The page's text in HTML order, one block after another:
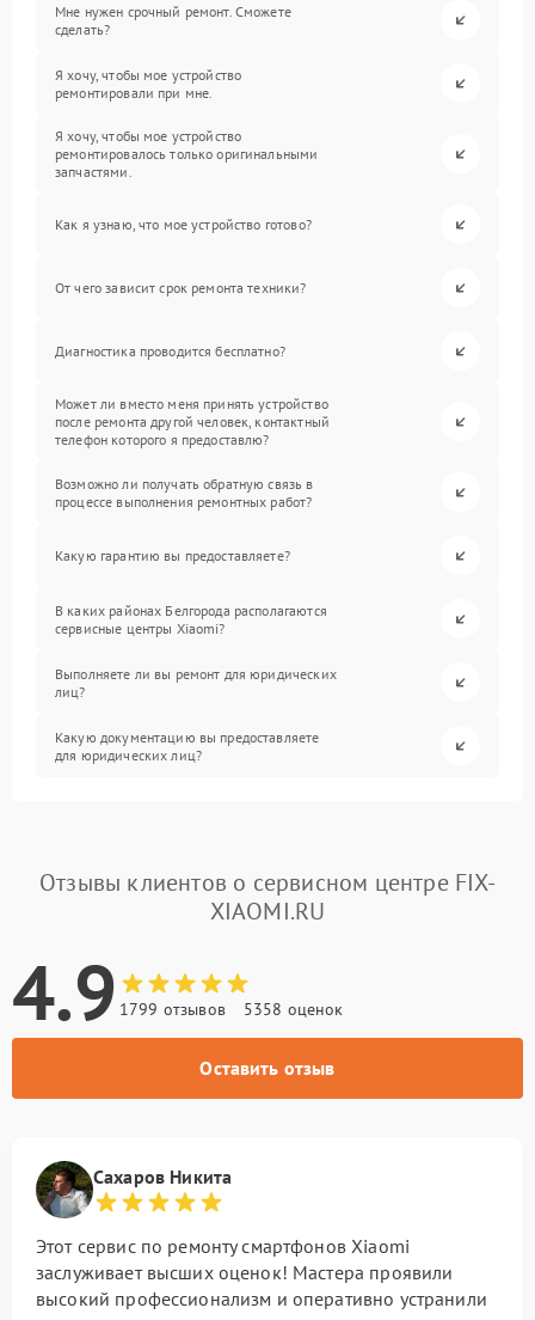
Мне нужен срочный ремонт. Сможете
сделать?
Я хочу, чтобы мое устройство
ремонтировали при мне.
Я хочу, чтобы мое устройство
ремонтировалось только оригинальными
запчастями.
Как я узнаю, что мое устройство готово?
От чего зависит срок ремонта техники?
Диагностика проводится бесплатно?
Может ли вместо меня принять устройство
после ремонта другой человек, контактный
телефон которого я предоставлю?
Возможно ли получать обратную связь в
процессе выполнения ремонтных работ?
Какую гарантию вы предоставляете?
В каких районах Белгорода располагаются
сервисные центры Xiaomi?
Выполняете ли вы ремонт для юридических
лиц?
Какую документацию вы предоставляете
для юридических лиц?
Отзывы клиентов о сервисном центре FIX-
XIAOMI.RU
4.9 1799 отзывов 5358 оценок
Оставить отзыв
Сахаров Никита
Этот сервис по ремонту смартфонов Xiaomi
заслуживает высших оценок! Мастера проявили
высокий профессионализм и оперативно устранили